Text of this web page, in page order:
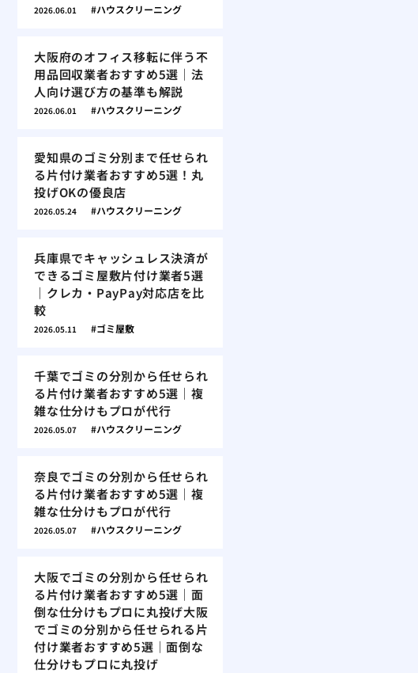
2026.06.01 ハウスクリーニング
大阪府のオフィス移転に伴う不
用品回収業者おすすめ5選｜法
人向け選び方の基準も解説
2026.06.01 ハウスクリーニング
愛知県のゴミ分別まで任せられ
る片付け業者おすすめ5選！丸
投げOKの優良店
2026.05.24 ハウスクリーニング
兵庫県でキャッシュレス決済が
できるゴミ屋敷片付け業者5選
｜クレカ・PayPay対応店を比
較
2026.05.11 ゴミ屋敷
千葉でゴミの分別から任せられ
る片付け業者おすすめ5選｜複
雑な仕分けもプロが代行
2026.05.07 ハウスクリーニング
奈良でゴミの分別から任せられ
る片付け業者おすすめ5選｜複
雑な仕分けもプロが代行
2026.05.07 ハウスクリーニング
大阪でゴミの分別から任せられ
る片付け業者おすすめ5選｜面
倒な仕分けもプロに丸投げ大阪
でゴミの分別から任せられる片
付け業者おすすめ5選｜面倒な
仕分けもプロに丸投げ